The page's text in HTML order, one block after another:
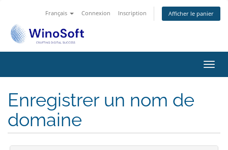
Français Connexion Inscription Afficher le panier
la
Enregistrer un nom de
domaine